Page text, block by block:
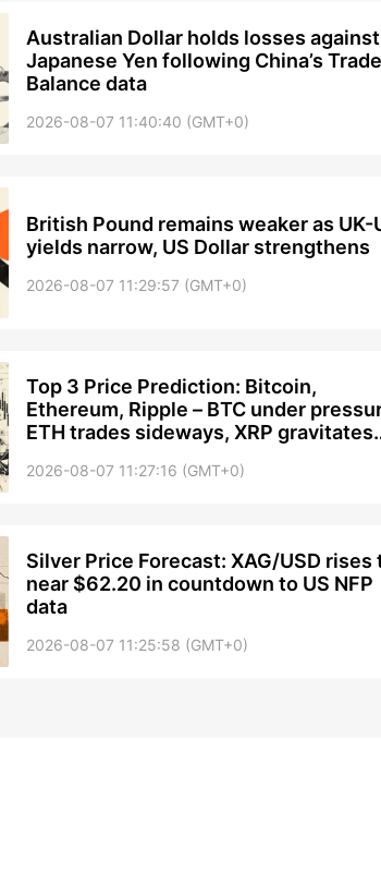
Australian Dollar holds losses against
Japanese Yen following China’s Trade
Balance data
2026-08-07 11:40:40 (GMT+0)
British Pound remains weaker as UK-
yields narrow, US Dollar strengthens
2026-08-07 11:29:57 (GMT+0)
Top 3 Price Prediction: Bitcoin,
Ethereum, Ripple – BTC under
ETH trades sideways, XRP gravitates
2026-08-07 11:27:16 (GMT+0)
Silver Price Forecast: XAG/USD rises
near $62.20 in countdown to US NFP
data
2026-08-07 11:25:58 (GMT+0)